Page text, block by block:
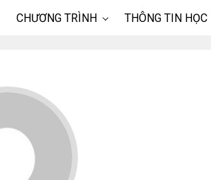
CHƯƠNG TRÌNH THÔNG TIN HỌC